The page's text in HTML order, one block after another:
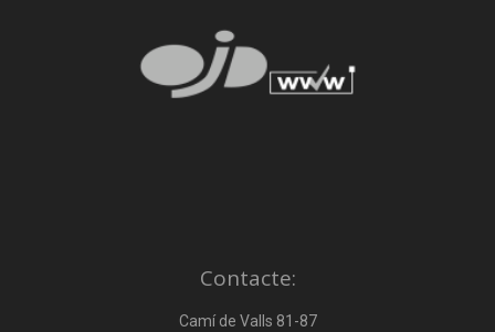
Contacte:
Camí de Valls 81-87